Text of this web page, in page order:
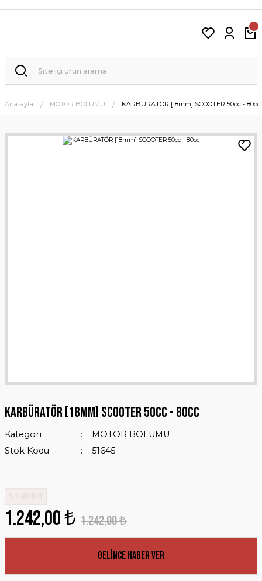
Anasayfa MOTOR BÖLÜMÜ KARBÜRATÖR [18mm] SCOOTER 50cc - 80cc
KARBÜRATÖR [18mm] SCOOTER 50cc - 80cc
Kategori
MOTOR BÖLÜMÜ
Stok Kodu
51645
1.242,00 ₺ 1.242,00 ₺
Gelince Haber Ver